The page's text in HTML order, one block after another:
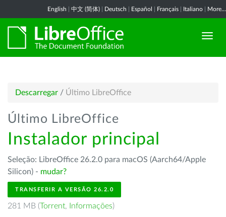
English 中文 (简体) Deutsch Español Français Italiano More...
Descarregar / Último LibreOffice
Último LibreOffice
Instalador principal
Seleção: LibreOffice 26.2.0 para macOS (Aarch64/Apple
Silicon) - mudar?
TRANSFERIR A VERSÃO 26.2.0
281 MB (Torrent, Informações)